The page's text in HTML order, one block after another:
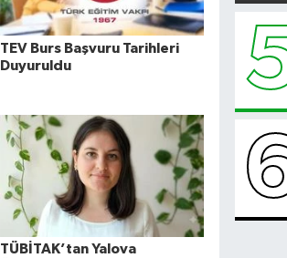
TEV Burs Başvuru Tarihleri
Duyuruldu
TÜBİTAK’tan Yalova